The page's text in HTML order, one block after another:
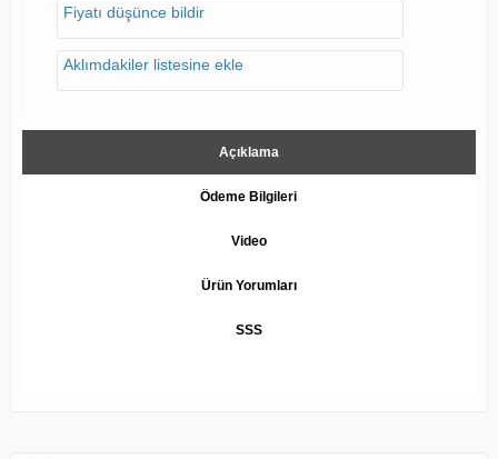
Fiyatı düşünce bildir
Aklımdakiler listesine ekle
Açıklama
Ödeme Bilgileri
Video
Ürün Yorumları
SSS